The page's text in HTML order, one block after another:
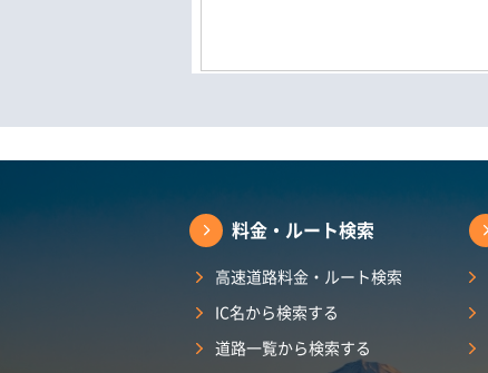
料金・ルート検索
高速道路料金・ルート検索
IC名から検索する
道路一覧から検索する